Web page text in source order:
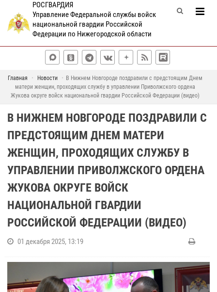
РОСГВАРДИЯ
Управление Федеральной службы войск
национальной гвардии Российской
Федерации по Нижегородской области
Главная Новости
В Нижнем Новгороде поздравили с предстоящим Днем
матери женщин, проходящих службу в управлении Приволжского ордена
Жукова округе войск национальной гвардии Российской Федерации (видео)
В НИЖНЕМ НОВГОРОДЕ ПОЗДРАВИЛИ С
ПРЕДСТОЯЩИМ ДНЕМ МАТЕРИ
ЖЕНЩИН, ПРОХОДЯЩИХ СЛУЖБУ В
УПРАВЛЕНИИ ПРИВОЛЖСКОГО ОРДЕНА
ЖУКОВА ОКРУГЕ ВОЙСК
НАЦИОНАЛЬНОЙ ГВАРДИИ
РОССИЙСКОЙ ФЕДЕРАЦИИ (ВИДЕО)
01 декабря 2025, 13:19